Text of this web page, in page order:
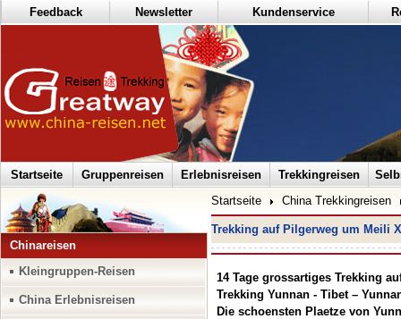
Feedback Newsletter Kundenservice
Startseite Gruppenreisen Erlebnisreisen Trekkingreisen
Chinareisen
Kleingruppen-Reisen
China Erlebnisreisen
Startseite China Trekkingreisen
Trekking auf Pilgerweg um Meili
14 Tage grossartiges Trekking
Trekking Yunnan - Tibet –
Die schoensten Plaetze von